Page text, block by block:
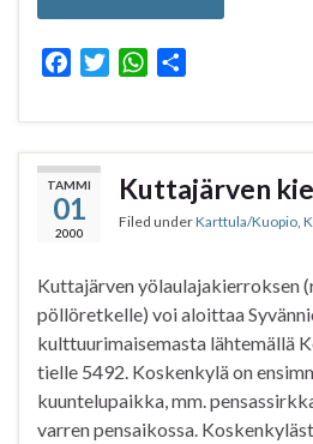
c
e
b
o
o
i
t
W
a
t
A
p
a
r
e
TAMMI
01
2000
Kuttajärven
Filed underKarttula/Kuopio
Kuttajärven yölaulajakierroksen
pöllöretkelle) voi aloittaa
kulttuurimaisemasta lähtemällä
tielle 5492. Koskenkylä on
kuuntelupaikka, mm.
varren pensaikossa.